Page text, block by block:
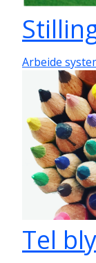
Arbeide
Tel